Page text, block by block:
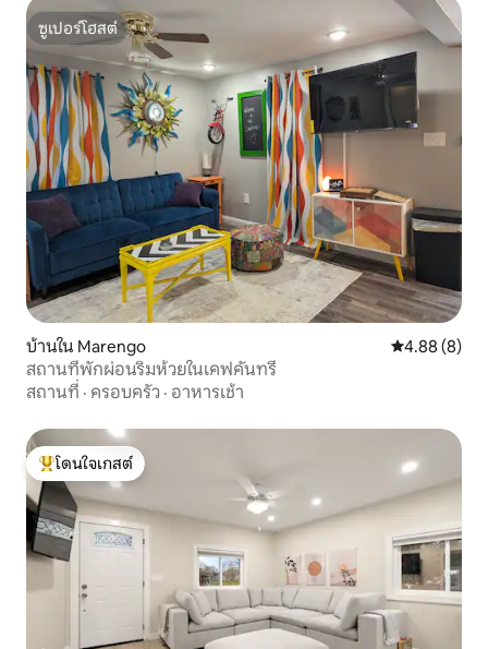
ซูเปอร์โฮสต์
ซูเปอร์โฮสต์
บ้านใน Marengo คะแนนเฉลี่ย
4.88 (8)
สถานที่พักผ่อนริมห้วยในเคฟคันทรี
สถานที่ · ครอบครัว · อาหารเช้า
โดนใจเกสต์ที่สุด
โดนใจเกสต์